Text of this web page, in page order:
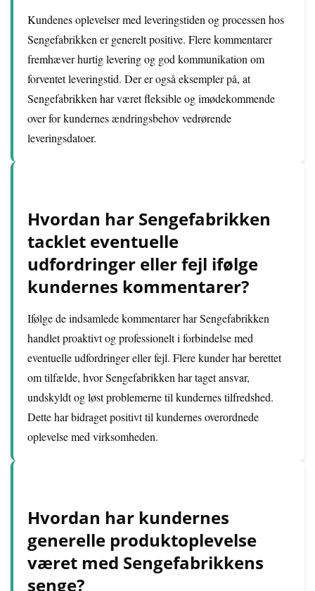
Kundenes oplevelser med leveringstiden og processen hos
Sengefabrikken er generelt positive. Flere kommentarer
fremhæver hurtig levering og god kommunikation om
forventet leveringstid. Der er også eksempler på, at
Sengefabrikken har været fleksible og imødekommende
over for kundernes ændringsbehov vedrørende
leveringsdatoer.
Hvordan har Sengefabrikken
tacklet eventuelle
udfordringer eller fejl ifølge
kundernes kommentarer?
Ifølge de indsamlede kommentarer har Sengefabrikken
handlet proaktivt og professionelt i forbindelse med
eventuelle udfordringer eller fejl. Flere kunder har berettet
om tilfælde, hvor Sengefabrikken har taget ansvar,
undskyldt og løst problemerne til kundernes tilfredshed.
Dette har bidraget positivt til kundernes overordnede
oplevelse med virksomheden.
Hvordan har kundernes
generelle produktoplevelse
været med Sengefabrikkens
senge?